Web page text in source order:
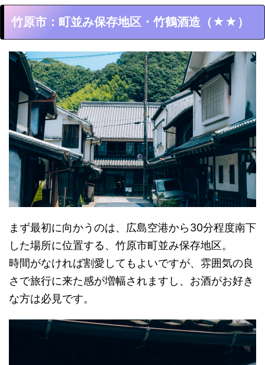
竹原市：町並み保存地区・竹鶴酒造（★★）
まず最初に向かうのは、広島空港から30分程度南下
した場所に位置する、竹原市町並み保存地区。
時間がなければ割愛してもよいですが、雰囲気の良
さで旅行に来た感が増幅されますし、お酒がお好き
な方は必見です。